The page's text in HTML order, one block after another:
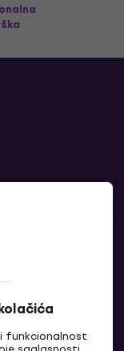
funkcionalnost